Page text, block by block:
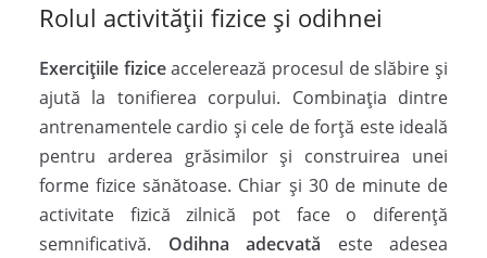
Rolul activității fizice și odihnei
Exercițiile fiziceaccelerează procesul de slăbire și
ajută la tonifierea corpului. Combinația dintre
antrenamentele cardio și cele de forță este ideală
pentru arderea grăsimilor și construirea unei
forme fizice sănătoase. Chiar și 30 de minute de
activitate fizică zilnică pot face o diferență
semnificativă. Odihna adecvată este adesea